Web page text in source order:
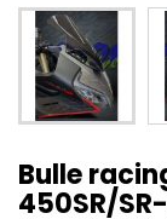
Bulle
450SR/